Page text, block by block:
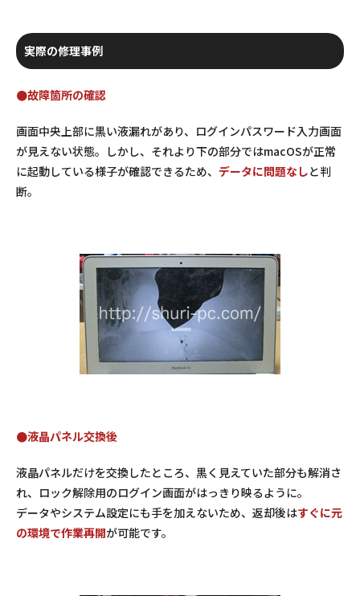
実際の修理事例
●故障箇所の確認
画面中央上部に黒い液漏れがあり、ログインパスワード入力画面
が見えない状態。しかし、それより下の部分ではmacOSが正常
に起動している様子が確認できるため、 データに問題なしと判
断。
●液晶パネル交換後
液晶パネルだけを交換したところ、黒く見えていた部分も解消さ
れ、ロック解除用のログイン画面がはっきり映るように。
データやシステム設定にも手を加えないため、返却後はすぐに元
の環境で作業再開が可能です。